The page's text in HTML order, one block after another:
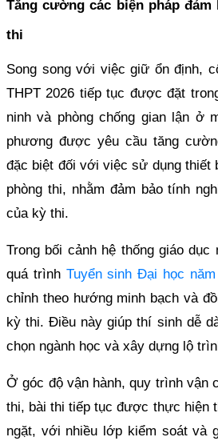
Tăng cường các biện pháp
thi
Song song với việc giữ ổn định,
THPT 2026 tiếp tục được đặt
ninh và phòng chống gian lận ở
phương được yêu cầu tăng
đặc biệt đối với việc sử dụng thiết
phòng thi, nhằm đảm bảo tính
của kỳ thi.
Trong bối cảnh hệ thống giáo dục
quá trình Tuyển sinh Đại học năm
chỉnh theo hướng minh bạch và
kỳ thi. Điều này giúp thí sinh dễ
chọn ngành học và xây dựng lộ
Ở góc độ vận hành, quy trình vận
thi, bài thi tiếp tục được thực hiện
ngặt, với nhiều lớp kiểm soát và